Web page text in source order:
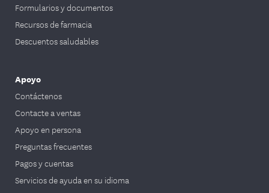
Formularios y documentos
Recursos de farmacia
Descuentos saludables
Apoyo
Contáctenos
Contacte a ventas
Apoyo en persona
Preguntas frecuentes
Pagos y cuentas
Servicios de ayuda en su idioma